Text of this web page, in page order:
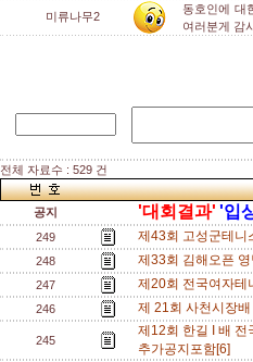
미류나무2
동호인에 대
여러분게 감
전체 자료수 : 529 건
공지 '대회결과' '입
249 제43회 고성군테
248 제33회 김해오픈
247 제20회 전국여자
246 제 21회 사천시장
245
제12회 한길 I 배
추가공지포함[6]